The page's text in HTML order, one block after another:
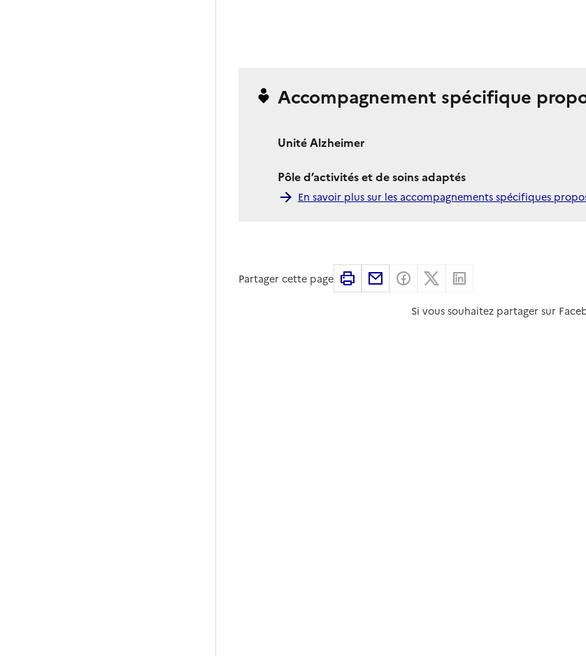
Accompagnement spécifique
Unité Alzheimer
Pôle d’activités et de soins adaptés
En savoir plus sur les accompagnements spécifiques
Partager cette page ImprimerPartager par email
Partager sur Facebook
Partager sur X
Si vous souhaitez partager sur